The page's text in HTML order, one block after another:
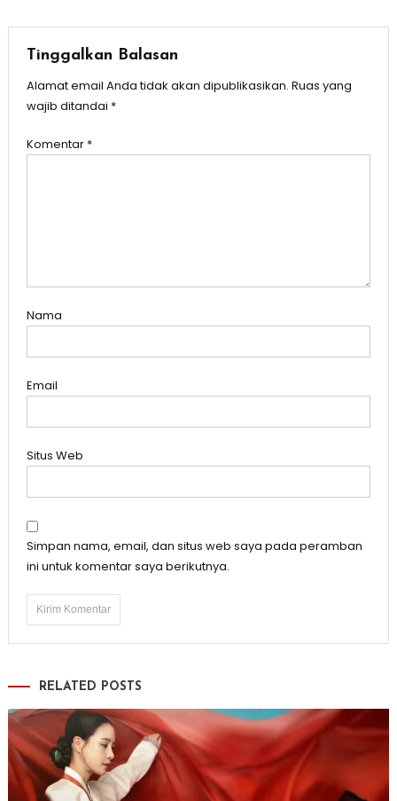
Tinggalkan Balasan
Alamat email Anda tidak akan dipublikasikan. Ruas yang
wajib ditandai *
Komentar *
Nama
Email
Situs Web
Simpan nama, email, dan situs web saya pada peramban
ini untuk komentar saya berikutnya.
RELATED POSTS